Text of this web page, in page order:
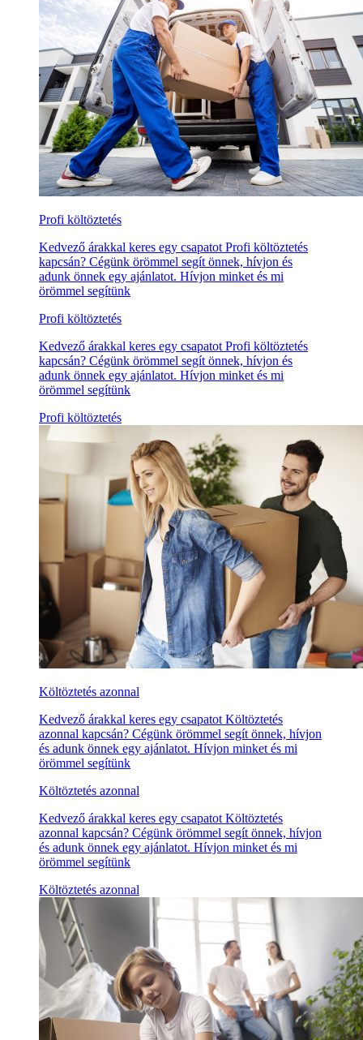
Profi költöztetés
Kedvező árakkal keres egy csapatot Profi költöztetés
kapcsán? Cégünk örömmel segít önnek, hívjon és
adunk önnek egy ajánlatot. Hívjon minket és mi
örömmel segítünk
Profi költöztetés
Kedvező árakkal keres egy csapatot Profi költöztetés
kapcsán? Cégünk örömmel segít önnek, hívjon és
adunk önnek egy ajánlatot. Hívjon minket és mi
örömmel segítünk
Profi költöztetés
Költöztetés azonnal
Kedvező árakkal keres egy csapatot Költöztetés
azonnal kapcsán? Cégünk örömmel segít önnek, hívjon
és adunk önnek egy ajánlatot. Hívjon minket és mi
örömmel segítünk
Költöztetés azonnal
Kedvező árakkal keres egy csapatot Költöztetés
azonnal kapcsán? Cégünk örömmel segít önnek, hívjon
és adunk önnek egy ajánlatot. Hívjon minket és mi
örömmel segítünk
Költöztetés azonnal